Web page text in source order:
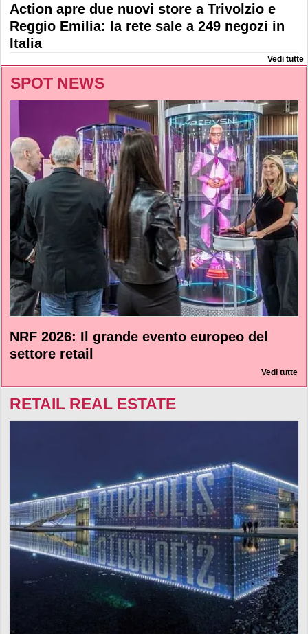
Action apre due nuovi store a Trivolzio e
Reggio Emilia: la rete sale a 249 negozi in
Italia
Vedi tutte
SPOT NEWS
NRF 2026: Il grande evento europeo del
settore retail
Vedi tutte
RETAIL REAL ESTATE